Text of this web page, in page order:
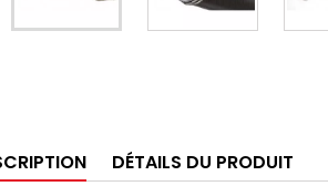
DÉTAILS DU PRODUIT